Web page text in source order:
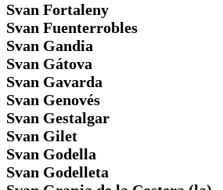
Svan Fortaleny
Svan Fuenterrobles
Svan Gandia
Svan Gátova
Svan Gavarda
Svan Genovés
Svan Gestalgar
Svan Gilet
Svan Godella
Svan Godelleta